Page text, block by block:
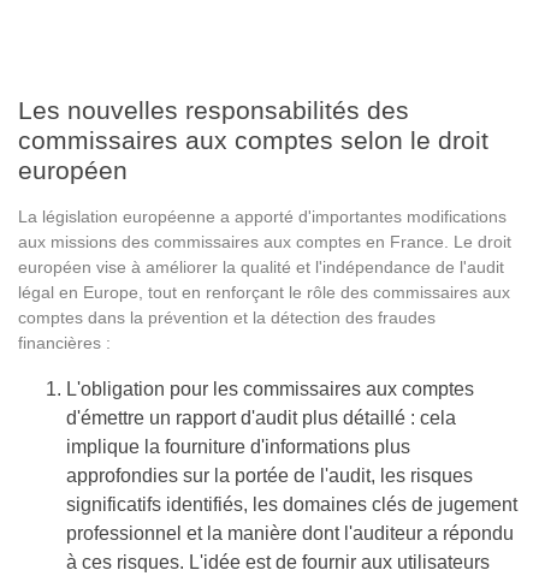
Les nouvelles responsabilités des
commissaires aux comptes selon le droit
européen
La législation européenne a apporté d'importantes modifications
aux missions des commissaires aux comptes en France. Le droit
européen vise à améliorer la qualité et l'indépendance de l'audit
légal en Europe, tout en renforçant le rôle des commissaires aux
comptes dans la prévention et la détection des fraudes
financières :
L'obligation pour les commissaires aux comptes
d'émettre un rapport d'audit plus détaillé : cela
implique la fourniture d'informations plus
approfondies sur la portée de l'audit, les risques
significatifs identifiés, les domaines clés de jugement
professionnel et la manière dont l'auditeur a répondu
à ces risques. L'idée est de fournir aux utilisateurs